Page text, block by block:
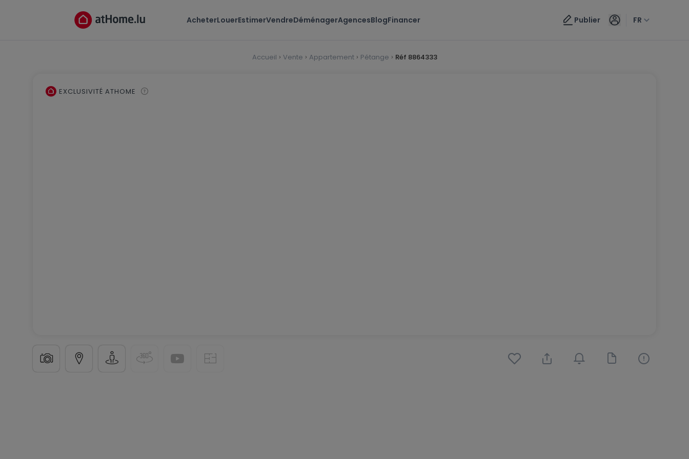
AcheterLouerEstimerVendreDéménagerAgencesBlogFinancer Publier FR
Accueil Vente Appartement Pétange Réf 8864333
EXCLUSIVITÉ ATHOME